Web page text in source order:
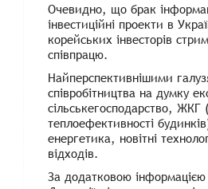
Очевидно, що брак
інвестиційні проекти в
корейських інвесторів
співпрацю.
Найперспективнішими
співробітництва на думку
сільськегосподарство, ЖКГ
теплоефективності
енергетика, новітні
відходів.
За додатковою